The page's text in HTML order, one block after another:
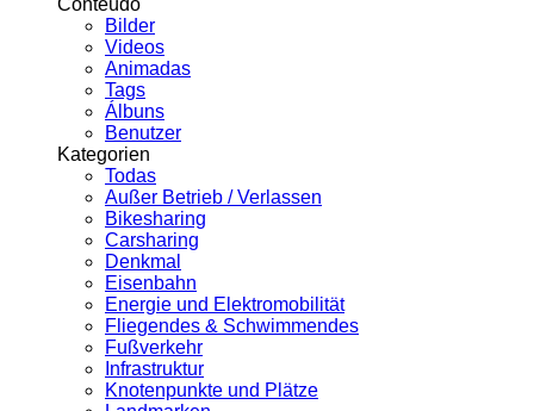
Conteúdo
Bilder
Videos
Animadas
Tags
Álbuns
Benutzer
Kategorien
Todas
Außer Betrieb / Verlassen
Bikesharing
Carsharing
Denkmal
Eisenbahn
Energie und Elektromobilität
Fliegendes & Schwimmendes
Fußverkehr
Infrastruktur
Knotenpunkte und Plätze